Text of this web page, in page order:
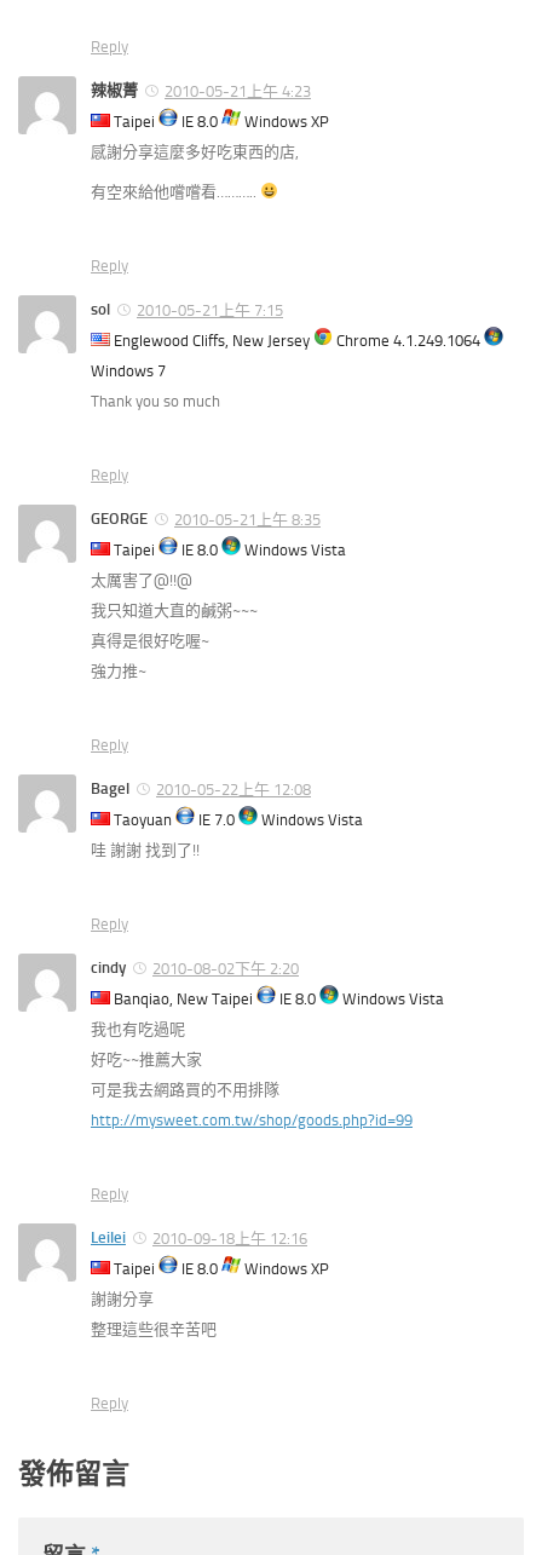
Reply
辣椒菁
2010-05-21上午 4:23
Taipei
IE 8.0
Windows XP
感謝分享這麼多好吃東西的店,
有空來給他嚐嚐看………..
Reply
sol
2010-05-21上午 7:15
Englewood Cliffs, New Jersey
Chrome 4.1.249.1064
Windows 7
Thank you so much
Reply
GEORGE
2010-05-21上午 8:35
Taipei
IE 8.0
Windows Vista
太厲害了@!!@
我只知道大直的鹹粥~~~
真得是很好吃喔~
強力推~
Reply
Bagel
2010-05-22上午 12:08
Taoyuan
IE 7.0
Windows Vista
哇 謝謝 找到了!!
Reply
cindy
2010-08-02下午 2:20
Banqiao, New Taipei
IE 8.0
Windows Vista
我也有吃過呢
好吃~~推薦大家
可是我去網路買的不用排隊
http://mysweet.com.tw/shop/goods.php?id=99
Reply
Leilei
2010-09-18上午 12:16
Taipei
IE 8.0
Windows XP
謝謝分享
整理這些很辛苦吧
Reply
發佈留言